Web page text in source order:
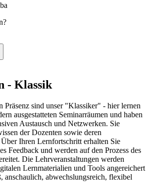
- Klassik
Präsenz sind unser "Klassiker" - hier lernen
ausgestatteten Seminarräumen und haben
Austausch und Netzwerken. Sie
der Dozenten sowie deren
Ihren Lernfortschritt erhalten Sie
Feedback und werden auf den Prozess des
Die Lehrveranstaltungen werden
Lernmaterialien und Tools angereichert
anschaulich, abwechslungsreich, flexibel